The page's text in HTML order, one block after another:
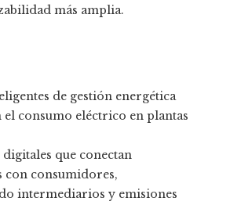
más amplia.
de gestión energética
el consumo eléctrico en plantas
que conectan
con consumidores,
intermediarios y emisiones